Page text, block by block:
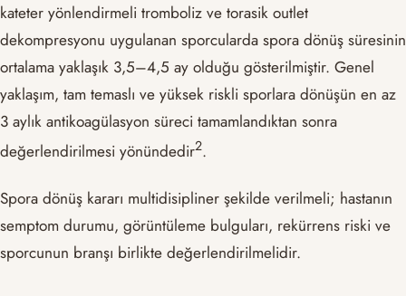
kateter yönlendirmeli tromboliz ve torasik outlet
dekompresyonu uygulanan sporcularda spora dönüş süresinin
ortalama yaklaşık 3,5–4,5 ay olduğu gösterilmiştir. Genel
yaklaşım, tam temaslı ve yüksek riskli sporlara dönüşün en az
3 aylık antikoagülasyon süreci tamamlandıktan sonra
değerlendirilmesi yönündedir​2​.
Spora dönüş kararı multidisipliner şekilde verilmeli; hastanın
semptom durumu, görüntüleme bulguları, rekürrens riski ve
sporcunun branşı birlikte değerlendirilmelidir.